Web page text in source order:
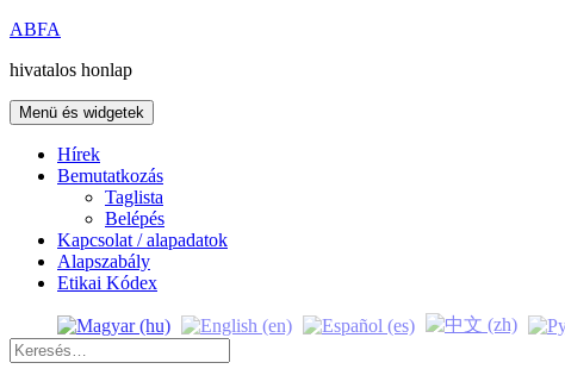
Kilépés
tartalomba
ABFA
hivatalos honlap
Menü és widgetek
Hírek
Bemutatkozás
Taglista
Belépés
Kapcsolat / alapadatok
Alapszabály
Etikai Kódex
Keresés: